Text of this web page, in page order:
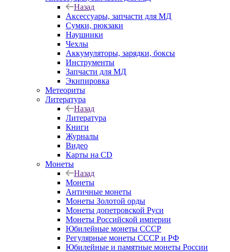
Назад
Аксессуары, запчасти для МД
Сумки, рюкзаки
Наушники
Чехлы
Аккумуляторы, зарядки, боксы
Инструменты
Запчасти для МД
Экипировка
Метеориты
Литература
Назад
Литература
Книги
Журналы
Видео
Карты на CD
Монеты
Назад
Монеты
Античные монеты
Монеты Золотой орды
Монеты допетровской Руси
Монеты Российской империи
Юбилейные монеты СССР
Регулярные монеты СССР и РФ
Юбилейные и памятные монеты России